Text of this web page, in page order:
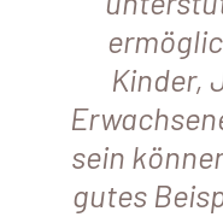
Kinder,
sein
gutes